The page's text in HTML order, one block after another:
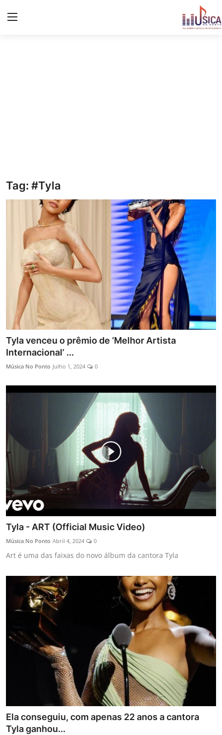
Letras de músicas/Frases
Entrevistas
Mundo
Tag: #Tyla
Tyla venceu o prêmio de ‘Melhor Artista
Internacional’ ...
Música No Ponto Julho 1, 2024 0
Tyla - ART (Official Music Video)
Música No Ponto Abril 4, 2024 0
Art é uma das faixas do novo álbum da cantora Tyla
Ela conseguiu, com apenas 22 anos a cantora
Tyla ganhou...